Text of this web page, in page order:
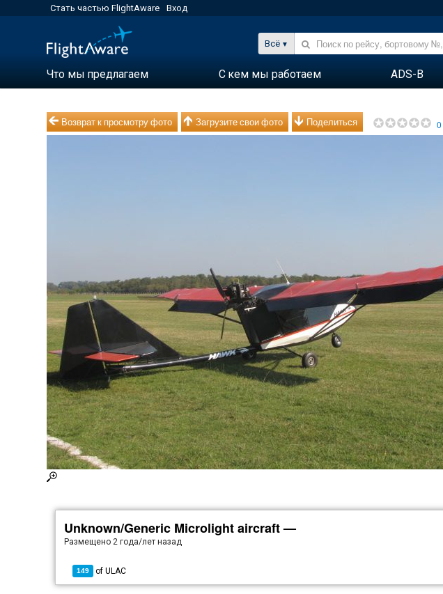
Стать частью FlightAware Вход
Всё
Что мы предлагаем С кем мы работаем ADS-B
Возврат к просмотру фото Загрузите свои фото Поделиться 0
Unknown/Generic Microlight aircraft —
Размещено2 года/лет назад
149 ofULAC